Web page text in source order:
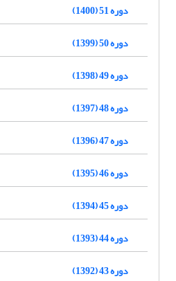
دوره 51 (1400)
دوره 50 (1399)
دوره 49 (1398)
دوره 48 (1397)
دوره 47 (1396)
دوره 46 (1395)
دوره 45 (1394)
دوره 44 (1393)
دوره 43 (1392)